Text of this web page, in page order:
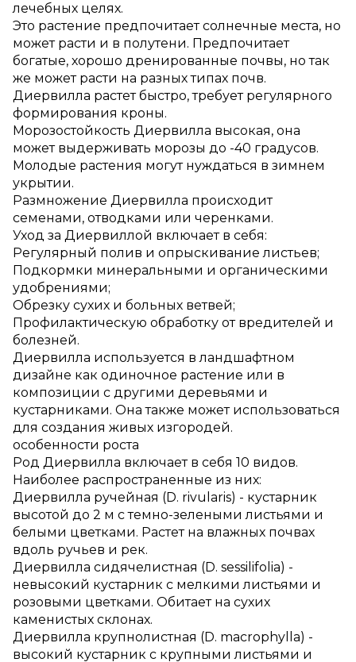
лечебных целях.
Это растение предпочитает солнечные места, но
может расти и в полутени. Предпочитает
богатые, хорошо дренированные почвы, но так
же может расти на разных типах почв.
Диервилла растет быстро, требует регулярного
формирования кроны.
Морозостойкость Диервилла высокая, она
может выдерживать морозы до -40 градусов.
Молодые растения могут нуждаться в зимнем
укрытии.
Размножение Диервилла происходит
семенами, отводками или черенками.
Уход за Диервиллой включает в себя:
Регулярный полив и опрыскивание листьев;
Подкормки минеральными и органическими
удобрениями;
Обрезку сухих и больных ветвей;
Профилактическую обработку от вредителей и
болезней.
Диервилла используется в ландшафтном
дизайне как одиночное растение или в
композиции с другими деревьями и
кустарниками. Она также может использоваться
для создания живых изгородей.
особенности роста
Род Диервилла включает в себя 10 видов.
Наиболее распространенные из них:
Диервилла ручейная (D. rivularis) - кустарник
высотой до 2 м с темно-зелеными листьями и
белыми цветками. Растет на влажных почвах
вдоль ручьев и рек.
Диервилла сидячелистная (D. sessilifolia) -
невысокий кустарник с мелкими листьями и
розовыми цветками. Обитает на сухих
каменистых склонах.
Диервилла крупнолистная (D. macrophylla) -
высокий кустарник с крупными листьями и